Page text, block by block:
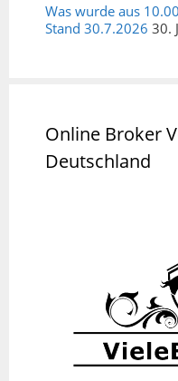
Was wurde aus
Stand 30.7.2026 30.
Online Broker
Deutschland